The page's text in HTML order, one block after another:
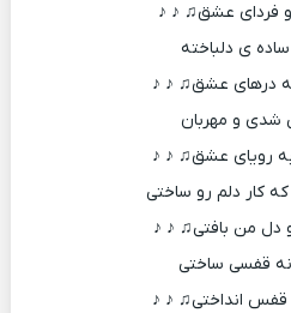
و فردای عشق♫ ♪ ♪
ی دلباخته
درهای عشق♫ ♪ ♪
شدی و مهربان
رویای عشق♫ ♪ ♪
کار دلم رو ساختی
دل من بافتی♫ ♪ ♪
قفسی ساختی
قفس انداختی♫ ♪ ♪